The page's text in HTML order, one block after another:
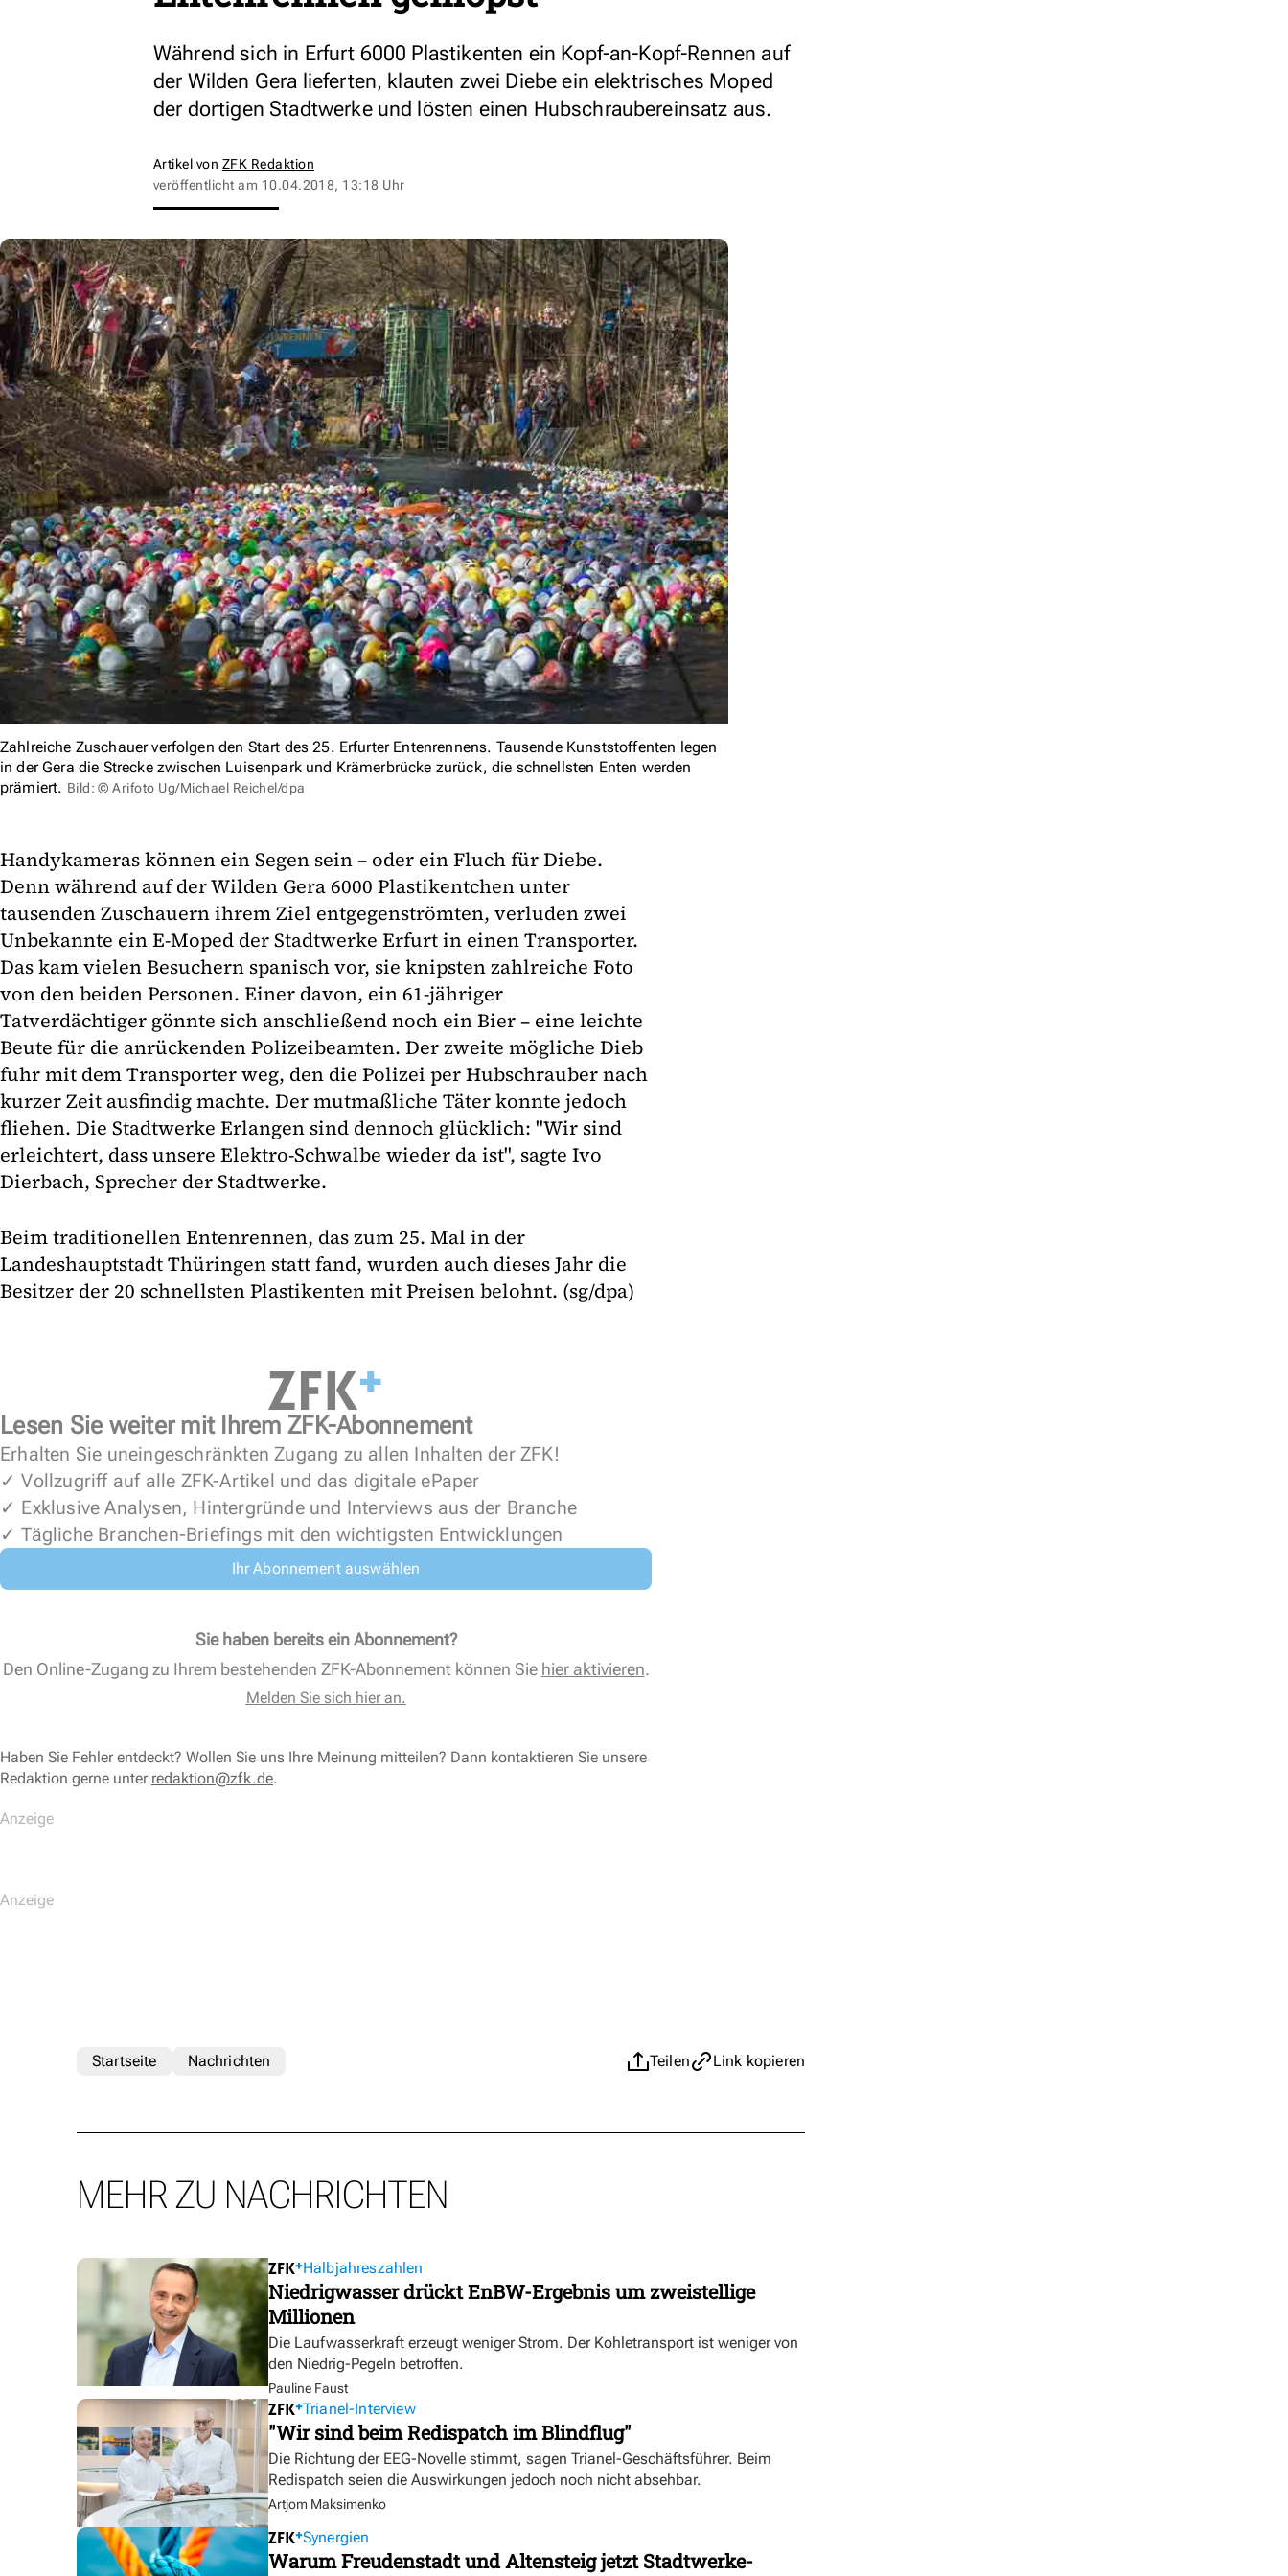
Während sich in Erfurt 6000 Plastikenten ein Kopf-an-Kopf-Rennen auf
der Wilden Gera lieferten, klauten zwei Diebe ein elektrisches Moped
der dortigen Stadtwerke und lösten einen Hubschraubereinsatz aus.
Artikel von ZFK Redaktion
veröffentlicht am 10.04.2018, 13:18 Uhr
Zahlreiche Zuschauer verfolgen den Start des 25. Erfurter Entenrennens. Tausende Kunststoffenten legen
in der Gera die Strecke zwischen Luisenpark und Krämerbrücke zurück, die schnellsten Enten werden
prämiert. Bild: © Arifoto Ug/Michael Reichel/dpa
Handykameras können ein Segen sein – oder ein Fluch für Diebe.
Denn während auf der Wilden Gera 6000 Plastikentchen unter
tausenden Zuschauern ihrem Ziel entgegenströmten, verluden zwei
Unbekannte ein E-Moped der Stadtwerke Erfurt in einen Transporter.
Das kam vielen Besuchern spanisch vor, sie knipsten zahlreiche Foto
von den beiden Personen. Einer davon, ein 61-jähriger
Tatverdächtiger gönnte sich anschließend noch ein Bier – eine leichte
Beute für die anrückenden Polizeibeamten. Der zweite mögliche Dieb
fuhr mit dem Transporter weg, den die Polizei per Hubschrauber nach
kurzer Zeit ausfindig machte. Der mutmaßliche Täter konnte jedoch
fliehen. Die Stadtwerke Erlangen sind dennoch glücklich: "Wir sind
erleichtert, dass unsere Elektro-Schwalbe wieder da ist", sagte Ivo
Dierbach, Sprecher der Stadtwerke.
Beim traditionellen Entenrennen, das zum 25. Mal in der
Landeshauptstadt Thüringen statt fand, wurden auch dieses Jahr die
Besitzer der 20 schnellsten Plastikenten mit Preisen belohnt. (sg/dpa)
Lesen Sie weiter mit Ihrem ZFK-Abonnement
Erhalten Sie uneingeschränkten Zugang zu allen Inhalten der ZFK!
✓ Vollzugriff auf alle ZFK-Artikel und das digitale ePaper
✓ Exklusive Analysen, Hintergründe und Interviews aus der Branche
✓ Tägliche Branchen-Briefings mit den wichtigsten Entwicklungen
Ihr Abonnement auswählen
Sie haben bereits ein Abonnement?
Den Online-Zugang zu Ihrem bestehenden ZFK-Abonnement können Sie hier aktivieren.
Melden Sie sich hier an.
Haben Sie Fehler entdeckt? Wollen Sie uns Ihre Meinung mitteilen? Dann kontaktieren Sie unsere
Redaktion gerne unter redaktion@zfk.de.
Teilen Link kopieren
Startseite Nachrichten
MEHR ZU NACHRICHTEN
Halbjahreszahlen
Niedrigwasser drückt EnBW-Ergebnis um zweistellige
Millionen
Die Laufwasserkraft erzeugt weniger Strom. Der Kohletransport ist weniger von
den Niedrig-Pegeln betroffen.
Pauline Faust
Trianel-Interview
"Wir sind beim Redispatch im Blindflug"
Die Richtung der EEG-Novelle stimmt, sagen Trianel-Geschäftsführer. Beim
Redispatch seien die Auswirkungen jedoch noch nicht absehbar.
Artjom Maksimenko
Synergien
Warum Freudenstadt und Altensteig jetzt Stadtwerke-